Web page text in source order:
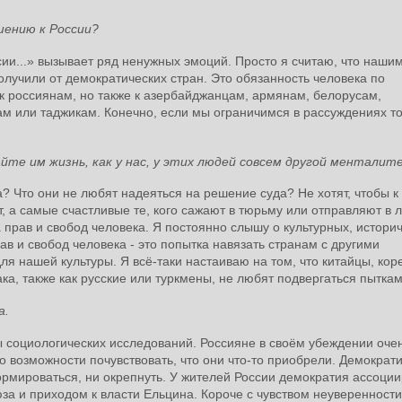
к России?
вызывает ряд ненужных эмоций. Просто я считаю, что
от демократических стран. Это обязанность человека по
но также к азербайджанцам, армянам, белорусам,
или таджикам. Конечно, если мы ограничимся в рассуждениях
им жизнь, как у нас, у этих людей совсем другой
Что они не любят надеяться на решение суда? Не хотят, чтобы
а самые счастливые те, кого сажают в тюрьму или отправляют в
и свобод человека. Я постоянно слышу о культурных,
и свобод человека - это попытка навязать странам с другими
нашей культуры. Я всё-таки настаиваю на том, что китайцы,
также как русские или туркмены, не любят подвергаться
социологических исследований. Россияне в своём убеждении
почувствовать, что они что-то приобрели.
ни окрепнуть. У жителей России демократия
и приходом к власти Ельцина. Короче с чувством